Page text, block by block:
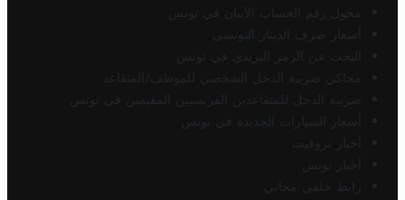
محول رقم الحساب الآيبان في تونس
أسعار صرف الدينار التونسي
البحث عن الرمز البريدي في تونس
محاكي ضريبة الدخل الشخصي للموظف/المتقاعد
ضريبة الدخل للمتقاعدين الفرنسيين المقيمين في تونس
أسعار السيارات الجديدة في تونس
أخبار تروفيت
أخبار تونس
رابط خلفي مجاني